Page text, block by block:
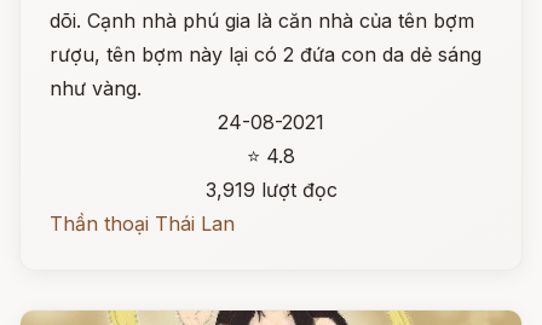
dõi. Cạnh nhà phú gia là căn nhà của tên bợm
rượu, tên bợm này lại có 2 đứa con da dẻ sáng
như vàng.
24-08-2021
⭐ 4.8
3,919 lượt đọc
Thần thoại Thái Lan